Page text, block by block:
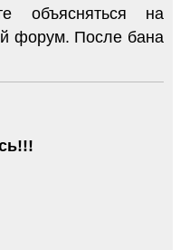
объясняться на
форум. После бана